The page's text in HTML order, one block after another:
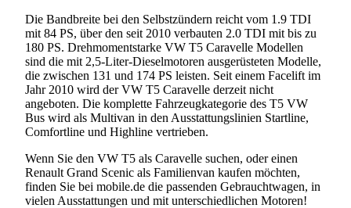
Die Bandbreite bei den Selbstzündern reicht vom 1.9 TDI
mit 84 PS, über den seit 2010 verbauten 2.0 TDI mit bis zu
180 PS. Drehmomentstarke VW T5 Caravelle Modellen
sind die mit 2,5-Liter-Dieselmotoren ausgerüsteten Modelle,
die zwischen 131 und 174 PS leisten. Seit einem Facelift im
Jahr 2010 wird der VW T5 Caravelle derzeit nicht
angeboten. Die komplette Fahrzeugkategorie des T5 VW
Bus wird als Multivan in den Ausstattungslinien Startline,
Comfortline und Highline vertrieben.
Wenn Sie den VW T5 als Caravelle suchen, oder einen
Renault Grand Scenic als Familienvan kaufen möchten,
finden Sie bei mobile.de die passenden Gebrauchtwagen, in
vielen Ausstattungen und mit unterschiedlichen Motoren!